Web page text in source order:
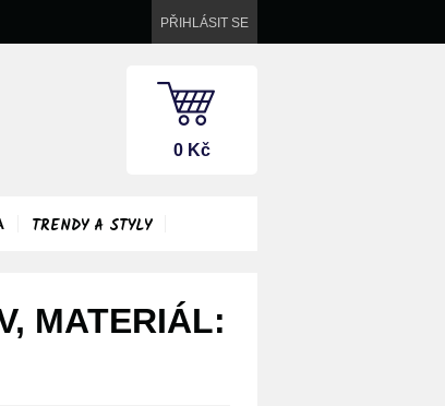
PŘIHLÁSIT SE
0 Kč
TRENDY A STYLY
MATERIÁL: